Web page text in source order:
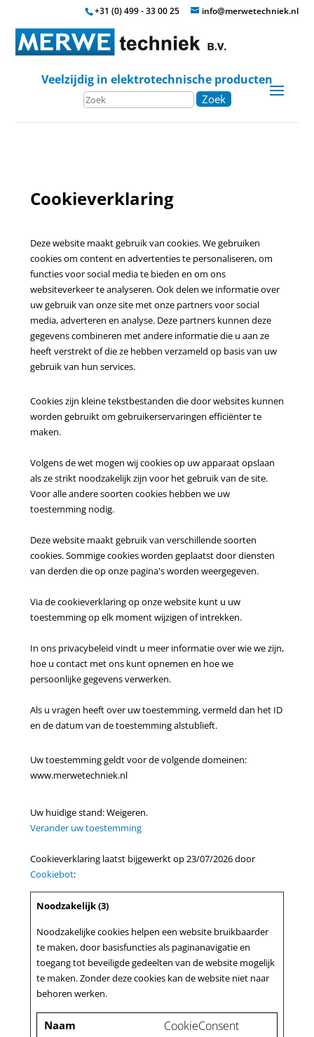
+31 (0) 499 - 33 00 25 info@merwetechniek.nl
Veelzijdig in elektrotechnische producten
Zoek
Cookieverklaring
Deze website maakt gebruik van cookies. We gebruiken
cookies om content en advertenties te personaliseren, om
functies voor social media te bieden en om ons
websiteverkeer te analyseren. Ook delen we informatie over
uw gebruik van onze site met onze partners voor social
media, adverteren en analyse. Deze partners kunnen deze
gegevens combineren met andere informatie die u aan ze
heeft verstrekt of die ze hebben verzameld op basis van uw
gebruik van hun services.
Cookies zijn kleine tekstbestanden die door websites kunnen
worden gebruikt om gebruikerservaringen efficiënter te
maken.
Volgens de wet mogen wij cookies op uw apparaat opslaan
als ze strikt noodzakelijk zijn voor het gebruik van de site.
Voor alle andere soorten cookies hebben we uw
toestemming nodig.
Deze website maakt gebruik van verschillende soorten
cookies. Sommige cookies worden geplaatst door diensten
van derden die op onze pagina's worden weergegeven.
Via de cookieverklaring op onze website kunt u uw
toestemming op elk moment wijzigen of intrekken.
In ons privacybeleid vindt u meer informatie over wie we zijn,
hoe u contact met ons kunt opnemen en hoe we
persoonlijke gegevens verwerken.
Als u vragen heeft over uw toestemming, vermeld dan het ID
en de datum van de toestemming alstublieft.
Uw toestemming geldt voor de volgende domeinen:
www.merwetechniek.nl
Uw huidige stand: Weigeren.
Verander uw toestemming
Cookieverklaring laatst bijgewerkt op 23/07/2026 door
Cookiebot:
Noodzakelijk (3)
Noodzakelijke cookies helpen een website bruikbaarder
te maken, door basisfuncties als paginanavigatie en
toegang tot beveiligde gedeelten van de website mogelijk
te maken. Zonder deze cookies kan de website niet naar
behoren werken.
Naam CookieConsent